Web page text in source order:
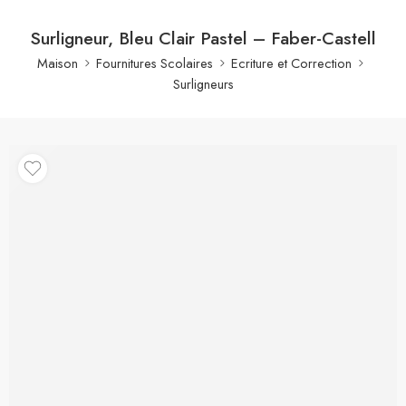
Surligneur, Bleu Clair Pastel – Faber-Castell
Maison Fournitures Scolaires
Ecriture et Correction
Surligneurs